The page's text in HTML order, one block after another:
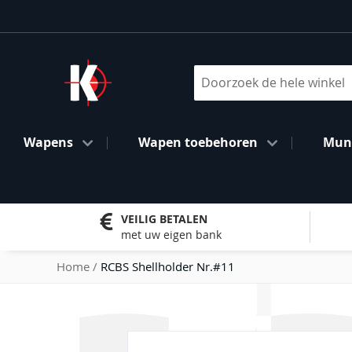
naar
inhoud
Wapens Wapen toebehoren
VEILIG BETALEN
met uw eigen bank
Home RCBS Shellholder Nr.#11